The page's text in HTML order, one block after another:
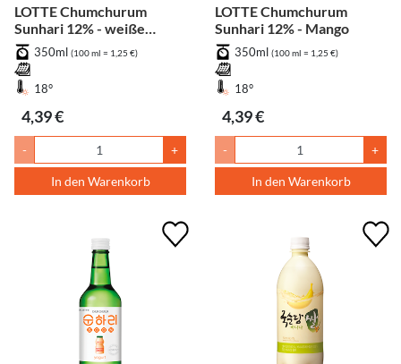
LOTTE Chumchurum
Sunhari 12% - weiße
Traube
350ml (100 ml = 1,25 €)
18°
4,39 €
- +
In den Warenkorb
LOTTE Chumchurum
Sunhari 12% - Mango
350ml (100 ml = 1,25 €)
18°
4,39 €
- +
In den Warenkorb